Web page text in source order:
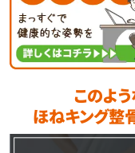
このよ
ほねキング整